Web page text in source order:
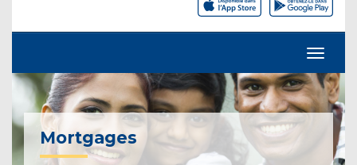
Mortgages